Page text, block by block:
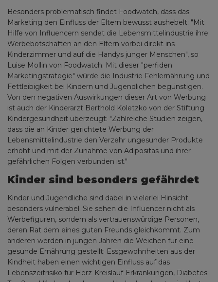
Besonders problematisch findet Foodwatch, dass das
Marketing den Einfluss der Eltern bewusst aushebelt: "Mit
Hilfe von Influencern sendet die Lebensmittelindustrie ihre
Werbebotschaften an den Eltern vorbei direkt ins
Kinderzimmer und auf die Handys junger Menschen", so
Luise Mollin von Foodwatch. Mit dieser "perfiden
Marketingstrategie" würde die Industrie Fehlernährung und
Fettleibigkeit bei Kindern und Jugendlichen begünstigen.
Von den negativen Auswirkungen dieser Art von Werbung
ist auch der Kinderarzt Berthold Koletzko von der Stiftung
Kindergesundheit überzeugt: "Zahlreiche Studien zeigen,
dass die an Kinder gerichtete Werbung der
Lebensmittelindustrie den Verzehr ungesunder Produkte
erhöht und mit der Zunahme von Adipositas und ihrer
gefährlichen Folgen verbunden ist."
Kinder sind besonders gefährdet
Kinder und Jugendliche sind dabei in vielerlei Hinsicht
besonders vulnerabel. Sie sehen die Influencer nicht als
Werbefiguren, sondern als vertrauenswürdige Personen,
deren Rat dem eines guten Freunds gleichkommt. Zum
anderen werden in jungen Jahren die Weichen für eine
gesunde Ernährung gestellt: Essgewohnheiten aus der
Kindheit haben einen wichtigen Einfluss auf das
Lebenszeitrisiko für Herz-Kreislauf-Erkrankungen, Diabetes